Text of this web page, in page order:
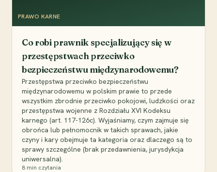
PRAWO KARNE
Co robi prawnik specjalizujący się w
przestępstwach przeciwko
bezpieczeństwu międzynarodowemu?
Przestępstwa przeciwko bezpieczeństwu
międzynarodowemu w polskim prawie to przede
wszystkim zbrodnie przeciwko pokojowi, ludzkości oraz
przestępstwa wojenne z Rozdziału XVI Kodeksu
karnego (art. 117-126c). Wyjaśniamy, czym zajmuje się
obrońca lub pełnomocnik w takich sprawach, jakie
czyny i kary obejmuje ta kategoria oraz dlaczego są to
sprawy szczególne (brak przedawnienia, jurysdykcja
uniwersalna).
8 min czytania